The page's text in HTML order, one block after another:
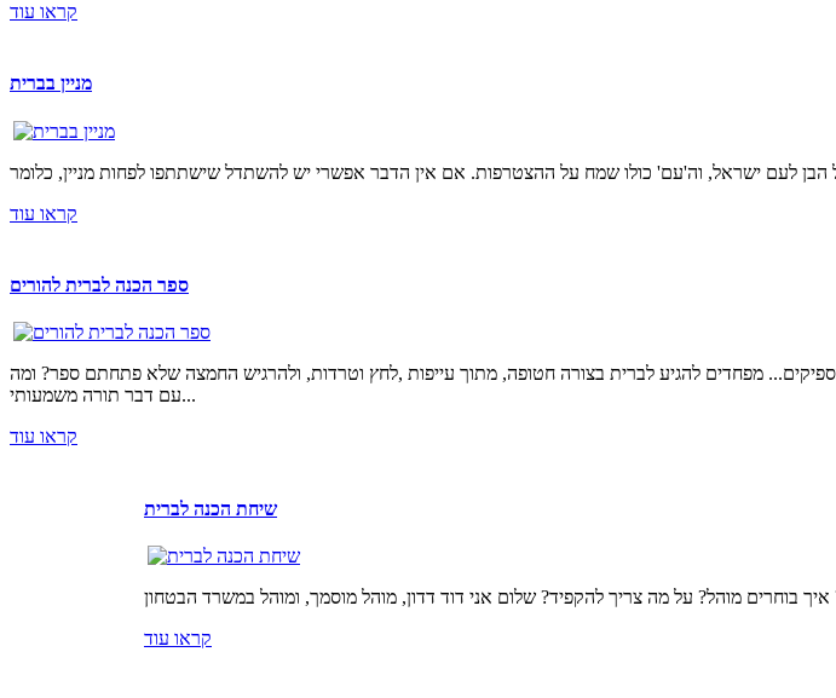
קראו עוד
מניין בברית
קראו עוד
ספר הכנה לברית להורים
מפחדים להגיע לברית בצורה חטופה, מתוך עייפות ,לחץ וטרדות, ולהרגיש החמצה שלא פתחתם ספר? ומה
עם דבר תורה משמעותי...
קראו עוד
שיחת הכנה לברית
קראו עוד